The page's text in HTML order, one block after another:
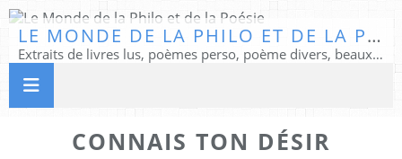
LE MONDE DE LA PHILO ET DE LA POÉSIE
Extraits de livres lus, poèmes perso, poème divers, beaux textes...
CONNAIS TON DÉSIR